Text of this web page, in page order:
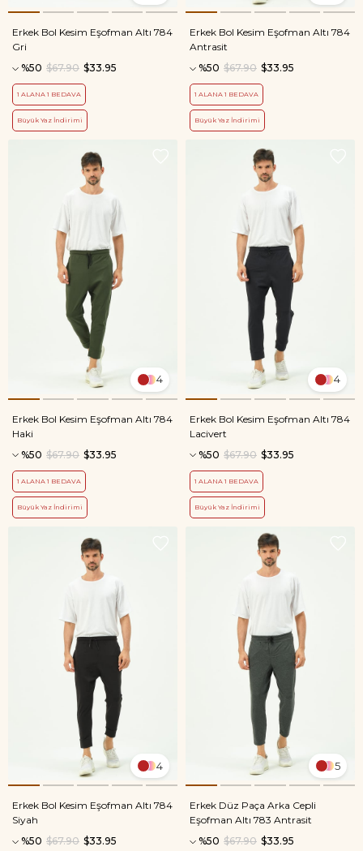
Erkek Bol Kesim Eşofman Altı 784
Gri
%50
$33.95
$67.90
1 ALANA 1 BEDAVA
Büyük Yaz İndirimi
Erkek Bol Kesim Eşofman Altı 784
Antrasit
%50
$33.95
$67.90
1 ALANA 1 BEDAVA
Büyük Yaz İndirimi
4
Erkek Bol Kesim Eşofman Altı 784
Haki
%50
$33.95
$67.90
1 ALANA 1 BEDAVA
Büyük Yaz İndirimi
4
Erkek Bol Kesim Eşofman Altı 784
Lacivert
%50
$33.95
$67.90
1 ALANA 1 BEDAVA
Büyük Yaz İndirimi
4
Erkek Bol Kesim Eşofman Altı 784
Siyah
%50
$33.95
$67.90
5
Erkek Düz Paça Arka Cepli
Eşofman Altı 783 Antrasit
%50
$33.95
$67.90